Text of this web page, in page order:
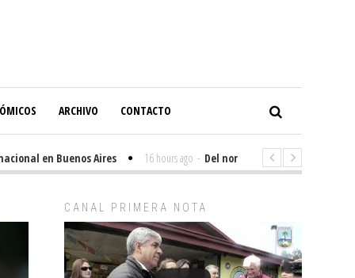
ARCHIVO CONTACTO
en Buenos Aires 16 hours ago - Del norte al sur: eventos
CANAL PRIMERA NOTA